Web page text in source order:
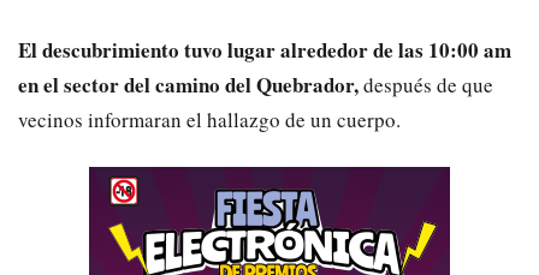
El descubrimiento tuvo lugar alrededor de las 10:00 am
en el sector del camino del Quebrador,después de que
vecinos informaran el hallazgo de un cuerpo.